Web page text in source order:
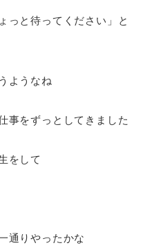
っと待ってください」と
ようなね
事をずっとしてきました
をして
通りやったかな